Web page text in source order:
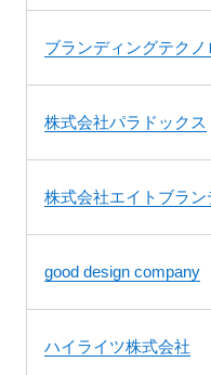
ブランディングテク
株式会社パラドックス
株式会社エイトブラ
good design company
ハイライツ株式会社